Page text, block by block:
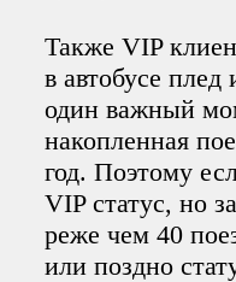
Также VIP
в автобусе
один важный
накопленная
год. Поэтому
VIP статус, но
реже чем 40
или поздно